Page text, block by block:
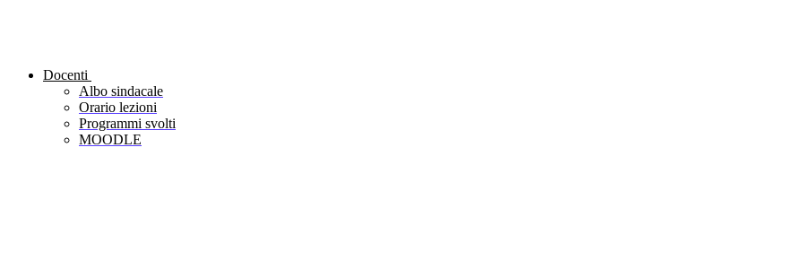
Docenti
Albo sindacale
Orario lezioni
Programmi svolti
MOODLE